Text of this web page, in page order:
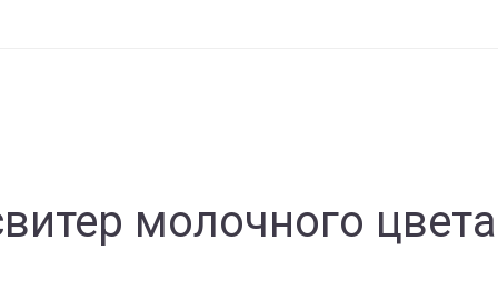
молочного цвета